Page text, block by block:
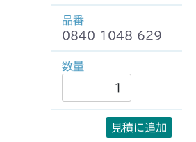
0840 1048 629
見積に追加